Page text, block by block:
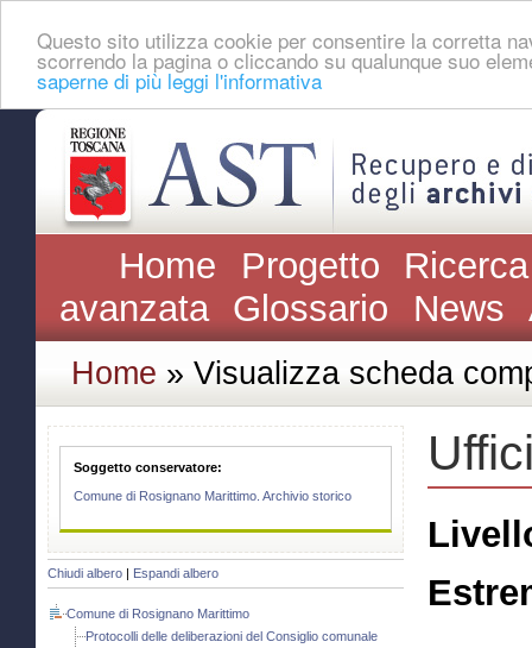
Questo sito utilizza cookie per consentire la corretta
scorrendo la pagina o cliccando su qualunque suo
saperne di più leggi l'informativa
Home Progetto
avanzata Glossario News
Home » Visualizza scheda
Soggetto conservatore:
Comune di Rosignano Marittimo. Archivio storico
Chiudi albero Espandi albero
Comune di Rosignano Marittimo
Protocolli delle deliberazioni del Consiglio comunale